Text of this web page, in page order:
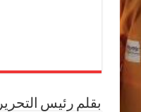
بقلم رئيس التحرير